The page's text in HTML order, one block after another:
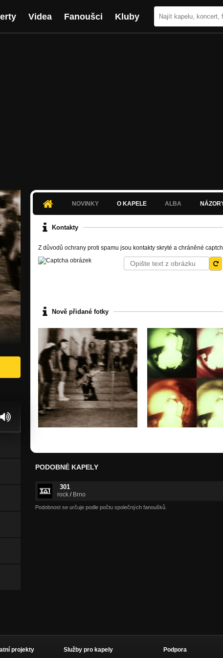
Videa Fanoušci Kluby
NOVINKY O KAPELE ALBA
Kontakty
Z důvodů ochrany proti spamu jsou kontakty skryté a chráněné
Nově přidané fotky
PODOBNÉ KAPELY
301
rock / Brno
Podobnost se určuje podle počtu společných fanoušků.
projekty
Služby pro kapely
Podpora